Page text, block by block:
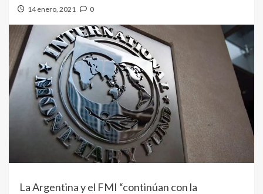
14 enero, 2021 0
La Argentina y el FMI “continúan con la